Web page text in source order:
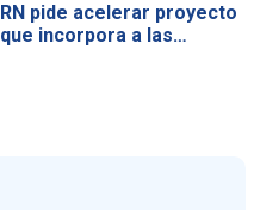
RN pide acelerar proyecto
que incorpora a las…